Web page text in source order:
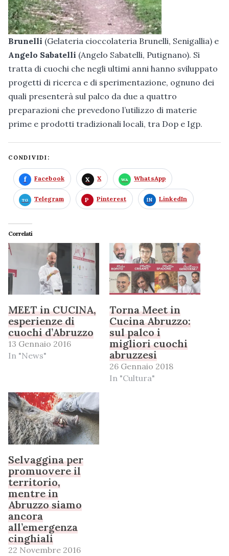
Brunelli (Gelateria cioccolateria Brunelli, Senigallia) e
Angelo Sabatelli (Angelo Sabatelli, Putignano). Si
tratta di cuochi che negli ultimi anni hanno sviluppato
progetti di ricerca e di sperimentazione, ognuno dei
quali presenterà sul palco da due a quattro
preparazioni che prevedono l’utilizzo di materie
prime e prodotti tradizionali locali, tra Dop e Igp.
CONDIVIDI:
Facebook X WhatsApp
Telegram Pinterest LinkedIn
Correlati
MEET in CUCINA,
esperienze di
cuochi d’Abruzzo
13 Gennaio 2016
In "News"
Torna Meet in
Cucina Abruzzo:
sul palco i
migliori cuochi
abruzzesi
26 Gennaio 2018
In "Cultura"
Selvaggina per
promuovere il
territorio,
mentre in
Abruzzo siamo
ancora
all’emergenza
cinghiali
22 Novembre 2016